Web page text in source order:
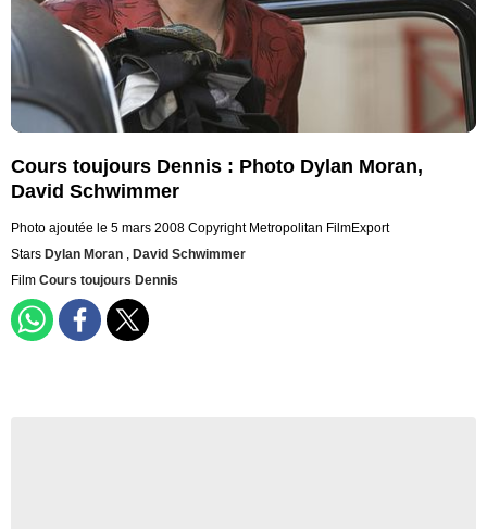
Cours toujours Dennis : Photo Dylan Moran,
David Schwimmer
Photo ajoutée le 5 mars 2008 Copyright Metropolitan FilmExport
Stars Dylan Moran , David Schwimmer
Film Cours toujours Dennis